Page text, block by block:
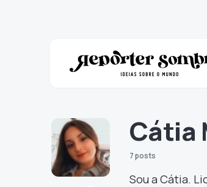
Cátia
7 posts
Sou a Cátia.